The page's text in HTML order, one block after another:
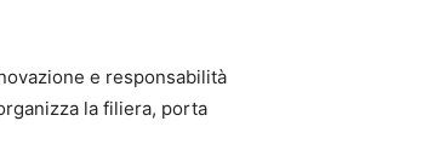
e responsabilità
la filiera, porta